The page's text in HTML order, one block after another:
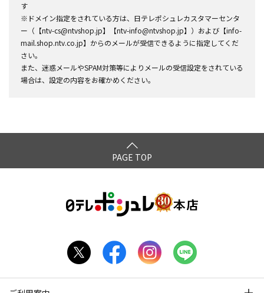
す
※ドメイン指定をされている方は、日テレポシュレカスタマーセンタ
ー（【ntv-cs@ntvshop.jp】【ntv-info@ntvshop.jp】）および【info-
mail.shop.ntv.co.jp】からのメールが受信できるように指定してくだ
さい。
また、迷惑メールやSPAM対策等によりメールの受信設定をされている
場合は、設定の内容をお確かめください。
PAGE TOP